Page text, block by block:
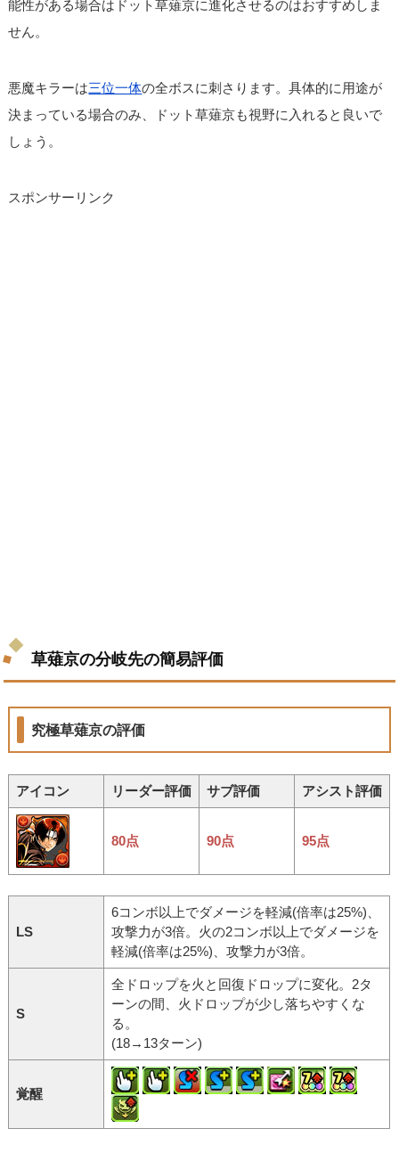
能性がある場合はドット草薙京に進化させるのはおすすめしま
せん。
悪魔キラーは三位一体の全ボスに刺さります。具体的に用途が
決まっている場合のみ、ドット草薙京も視野に入れると良いで
しょう。
スポンサーリンク
草薙京の分岐先の簡易評価
究極草薙京の評価
アイコン リーダー評価 サブ評価 アシスト評価
80点 90点 95点
LS
6コンボ以上でダメージを軽減(倍率は25%)、
攻撃力が3倍。火の2コンボ以上でダメージを
軽減(倍率は25%)、攻撃力が3倍。
S
全ドロップを火と回復ドロップに変化。2タ
ーンの間、火ドロップが少し落ちやすくな
る。
(18→13ターン)
覚醒